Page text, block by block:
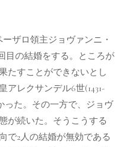
ーザロ領主ジョヴァンニ・
目の結婚をする。ところが
たすことができないとし
レクサンデル6世(1431-
った。その一方で、ジョヴ
が続いた。そうこうする
で2人の結婚が無効である